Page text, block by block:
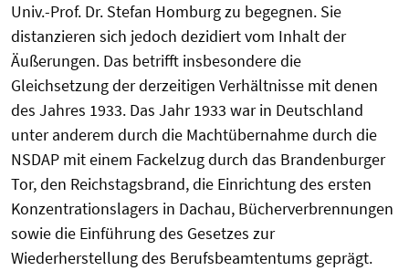
Univ.-Prof. Dr. Stefan Homburg zu begegnen. Sie
distanzieren sich jedoch dezidiert vom Inhalt der
Äußerungen. Das betrifft insbesondere die
Gleichsetzung der derzeitigen Verhältnisse mit denen
des Jahres 1933. Das Jahr 1933 war in Deutschland
unter anderem durch die Machtübernahme durch die
NSDAP mit einem Fackelzug durch das Brandenburger
Tor, den Reichstagsbrand, die Einrichtung des ersten
Konzentrationslagers in Dachau, Bücherverbrennungen
sowie die Einführung des Gesetzes zur
Wiederherstellung des Berufsbeamtentums geprägt.